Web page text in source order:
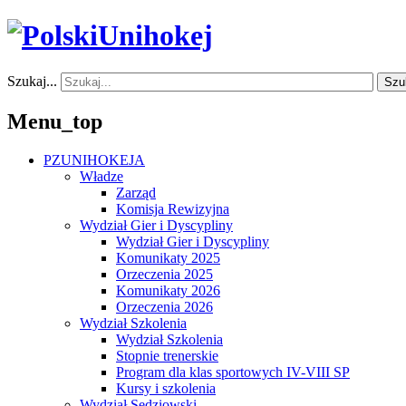
Szukaj...
Menu_top
PZUNIHOKEJA
Władze
Zarząd
Komisja Rewizyjna
Wydział Gier i Dyscypliny
Wydział Gier i Dyscypliny
Komunikaty 2025
Orzeczenia 2025
Komunikaty 2026
Orzeczenia 2026
Wydział Szkolenia
Wydział Szkolenia
Stopnie trenerskie
Program dla klas sportowych IV-VIII SP
Kursy i szkolenia